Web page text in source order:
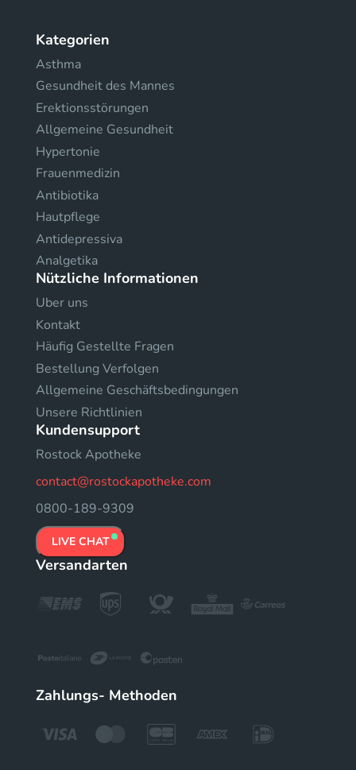
Kategorien
Asthma
Gesundheit des Mannes
Erektionsstörungen
Allgemeine Gesundheit
Hypertonie
Frauenmedizin
Antibiotika
Hautpflege
Antidepressiva
Analgetika
Nützliche Informationen
Uber uns
Kontakt
Häufig Gestellte Fragen
Bestellung Verfolgen
Allgemeine Geschäftsbedingungen
Unsere Richtlinien
Kundensupport
Rostock Apotheke
contact@rostockapotheke.com
0800-189-9309
LIVE CHAT
Versandarten
Zahlungs- Methoden